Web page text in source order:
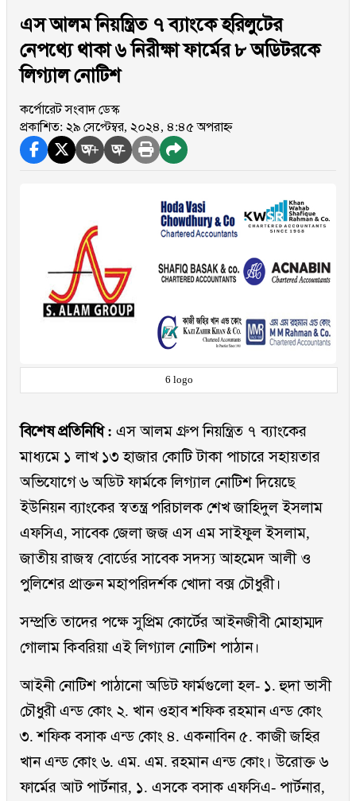
এস আলম নিয়ন্ত্রিত ৭ ব্যাংকে হরিলুটের
নেপথ্যে থাকা ৬ নিরীক্ষা ফার্মের ৮ অডিটরকে
লিগ্যাল নোটিশ
কর্পোরেট সংবাদ ডেস্ক
প্রকাশিত: ২৯ সেপ্টেম্বর, ২০২৪, ৪:৪৫ অপরাহ্ন
অ+ অ-
6 logo
বিশেষ প্রতিনিধি : এস আলম গ্রুপ নিয়ন্ত্রিত ৭ ব্যাংকের
মাধ্যমে ১ লাখ ১৩ হাজার কোটি টাকা পাচারে সহায়তার
অভিযোগে ৬ অডিট ফার্মকে লিগ্যাল নোটিশ দিয়েছে
ইউনিয়ন ব্যাংকের স্বতন্ত্র পরিচালক শেখ জাহিদুল ইসলাম
এফসিএ, সাবেক জেলা জজ এস এম সাইফুল ইসলাম,
জাতীয় রাজস্ব বোর্ডের সাবেক সদস্য আহমেদ আলী ও
পুলিশের প্রাক্তন মহাপরিদর্শক খোদা বক্স চৌধুরী।
সম্প্রতি তাদের পক্ষে সুপ্রিম কোর্টের আইনজীবী মোহাম্মদ
গোলাম কিবরিয়া এই লিগ্যাল নোটিশ পাঠান।
আইনী নোটিশ পাঠানো অডিট ফার্মগুলো হল- ১. হুদা ভাসী
চৌধুরী এন্ড কোং ২. খান ওহাব শফিক রহমান এন্ড কোং
৩. শফিক বসাক এন্ড কোং ৪. একনাবিন ৫. কাজী জহির
খান এন্ড কোং ৬. এম. এম. রহমান এন্ড কোং। উরোক্ত ৬
ফার্মের আট পার্টনার, ১. এসকে বসাক এফসিএ- পার্টনার,